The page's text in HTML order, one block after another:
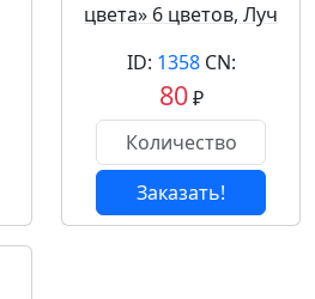
цвета» 6 цветов, Луч
ID: 1358CN:
80₽
Заказать!